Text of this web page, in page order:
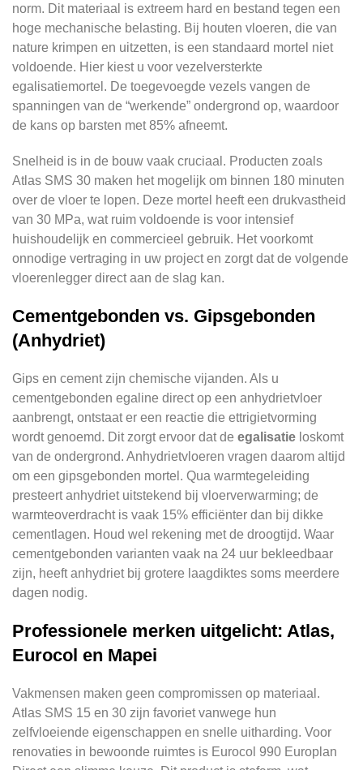
norm. Dit materiaal is extreem hard en bestand tegen een
hoge mechanische belasting. Bij houten vloeren, die van
nature krimpen en uitzetten, is een standaard mortel niet
voldoende. Hier kiest u voor vezelversterkte
egalisatiemortel. De toegevoegde vezels vangen de
spanningen van de “werkende” ondergrond op, waardoor
de kans op barsten met 85% afneemt.
Snelheid is in de bouw vaak cruciaal. Producten zoals
Atlas SMS 30 maken het mogelijk om binnen 180 minuten
over de vloer te lopen. Deze mortel heeft een drukvastheid
van 30 MPa, wat ruim voldoende is voor intensief
huishoudelijk en commercieel gebruik. Het voorkomt
onnodige vertraging in uw project en zorgt dat de volgende
vloerenlegger direct aan de slag kan.
Cementgebonden vs. Gipsgebonden
(Anhydriet)
Gips en cement zijn chemische vijanden. Als u
cementgebonden egaline direct op een anhydrietvloer
aanbrengt, ontstaat er een reactie die ettrigietvorming
wordt genoemd. Dit zorgt ervoor dat de egalisatie loskomt
van de ondergrond. Anhydrietvloeren vragen daarom altijd
om een gipsgebonden mortel. Qua warmtegeleiding
presteert anhydriet uitstekend bij vloerverwarming; de
warmteoverdracht is vaak 15% efficiënter dan bij dikke
cementlagen. Houd wel rekening met de droogtijd. Waar
cementgebonden varianten vaak na 24 uur bekleedbaar
zijn, heeft anhydriet bij grotere laagdiktes soms meerdere
dagen nodig.
Professionele merken uitgelicht: Atlas,
Eurocol en Mapei
Vakmensen maken geen compromissen op materiaal.
Atlas SMS 15 en 30 zijn favoriet vanwege hun
zelfvloeiende eigenschappen en snelle uitharding. Voor
renovaties in bewoonde ruimtes is Eurocol 990 Europlan